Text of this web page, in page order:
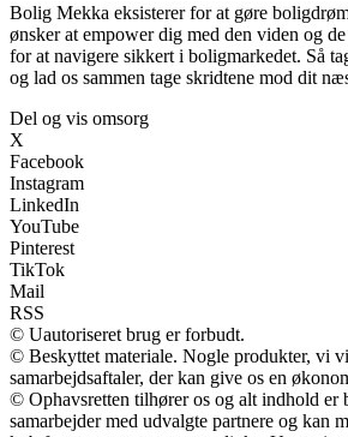
Bolig Mekka eksisterer for at gøre
ønsker at empower dig med den viden og
for at navigere sikkert i boligmarkedet. Så
og lad os sammen tage skridtene mod dit
Del og vis omsorg
X
Facebook
Instagram
LinkedIn
YouTube
Pinterest
TikTok
Mail
RSS
© Uautoriseret brug er forbudt.
© Beskyttet materiale. Nogle produkter, vi
samarbejdsaftaler, der kan give os en
© Ophavsretten tilhører os og alt indhold er
samarbejder med udvalgte partnere og kan